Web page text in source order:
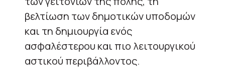
βελτίωση των δημοτικών υποδομών
και τη δημιουργία ενός
ασφαλέστερου και πιο λειτουργικού
αστικού περιβάλλοντος.